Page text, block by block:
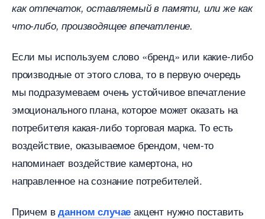
как отпечаток, оставляемый в памяти, или же как
что-либо, производящее впечатление.
Если мы используем слово «бренд» или какие-либо
производные от этого слова, то в первую очередь
мы подразумеваем очень устойчивое впечатление
эмоционального плана, которое может оказать на
потребителя какая-либо торговая марка. То есть
оздействие, оказываемое брендом, чем-то
напоминает воздействие камертона, но
направленное на сознание потребителей.
Причемданном случае акцент нужно поставить